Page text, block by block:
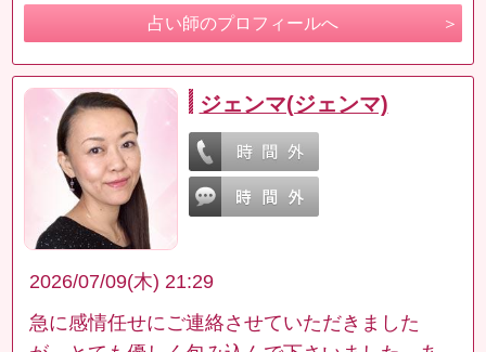
占い師のプロフィールへ
ジェンマ(ジェンマ)
2026/07/09(木) 21:29
急に感情任せにご連絡させていただきました